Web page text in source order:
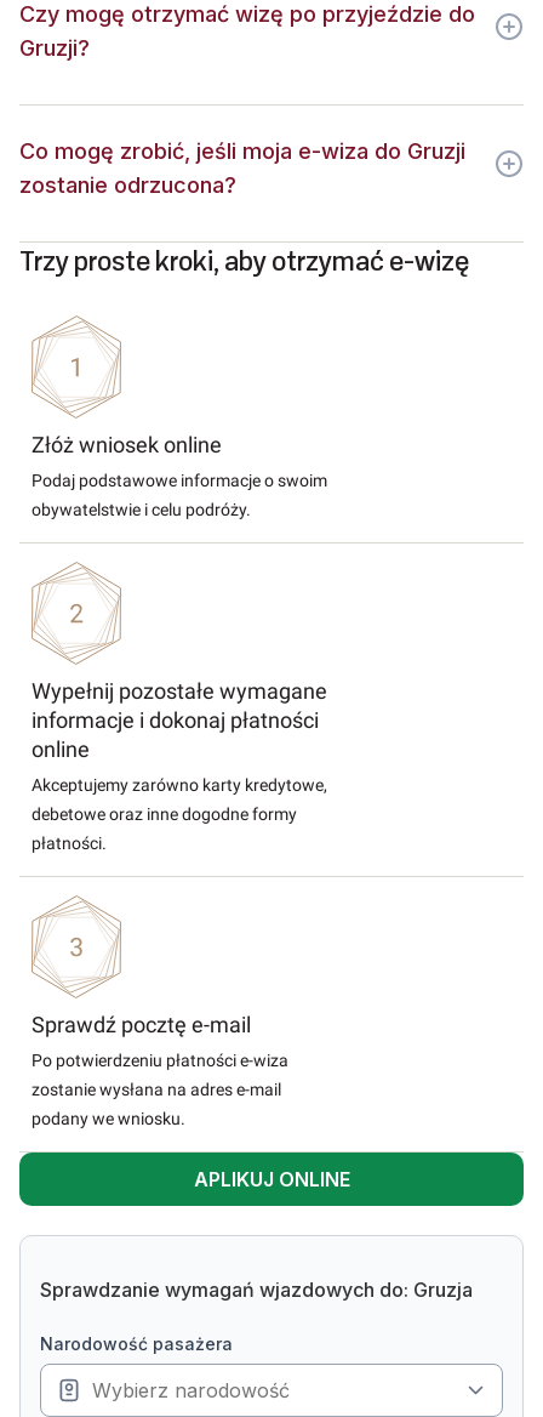
Czy mogę otrzymać wizę po przyjeździe do
Gruzji?
Co mogę zrobić, jeśli moja e-wiza do Gruzji
zostanie odrzucona?
Trzy proste kroki, aby otrzymać e-wizę
Złóż wniosek online
Podaj podstawowe informacje o swoim
obywatelstwie i celu podróży.
Wypełnij pozostałe wymagane
informacje i dokonaj płatności
online
Akceptujemy zarówno karty kredytowe,
debetowe oraz inne dogodne formy
płatności.
Sprawdź pocztę e-mail
Po potwierdzeniu płatności e-wiza
zostanie wysłana na adres e-mail
podany we wniosku.
APLIKUJ ONLINE
Sprawdzanie wymagań wjazdowych do: Gruzja
narodowość pasażera